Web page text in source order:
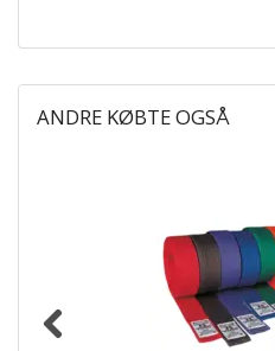
ANDRE KØBTE OGSÅ